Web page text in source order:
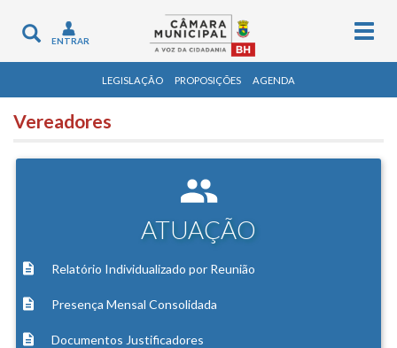
Toggle
navigation
ENTRAR
LEGISLAÇÃO PROPOSIÇÕES AGENDA
Vereadores
ATUAÇÃO
Relatório Individualizado por Reunião
Presença Mensal Consolidada
Documentos Justificadores